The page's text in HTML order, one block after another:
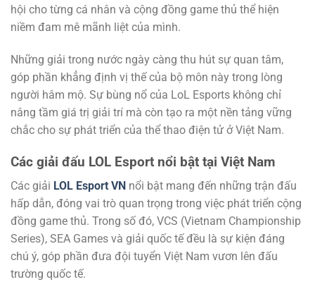
hội cho từng cá nhân và cộng đồng game thủ thể hiện
niềm đam mê mãnh liệt của mình.
Những giải trong nước ngày càng thu hút sự quan tâm,
góp phần khẳng định vị thế của bộ môn này trong lòng
người hâm mộ. Sự bùng nổ của LoL Esports không chỉ
nâng tầm giá trị giải trí mà còn tạo ra một nền tảng vững
chắc cho sự phát triển của thể thao điện tử ở Việt Nam.
Các giải đấu LOL Esport nổi bật tại Việt Nam
Các giải LOL Esport VN nổi bật mang đến những trận đấu
hấp dẫn, đóng vai trò quan trọng trong việc phát triển cộng
đồng game thủ. Trong số đó, VCS (Vietnam Championship
Series), SEA Games và giải quốc tế đều là sự kiện đáng
chú ý, góp phần đưa đội tuyển Việt Nam vươn lên đấu
trường quốc tế.